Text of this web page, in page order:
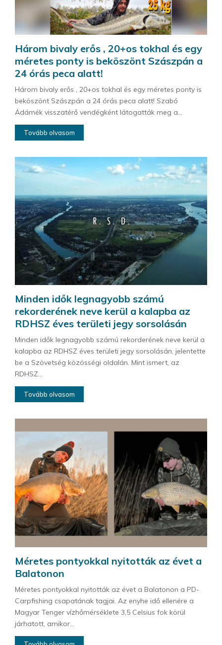
Három bivaly erős , 20+os tokhal és egy
méretes ponty is beköszönt Szászpán a
24 órás peca alatt!
Három bivaly erős , 20+os tokhal és egy méretes ponty is
beköszönt Szászpán a 24 órás peca alatt! Szabó
Ádámék visszatérő vendégként látogatták meg a...
Tovább olvasom
Minden idők legnagyobb számú
rekorderének neve kerül a kalapba az
RDHSZ éves területi jegy sorsolásán
Minden idők legnagyobb számú rekorderének neve kerül a
kalapba az RDHSZ éves területi jegy sorsolásán, jelentette
be a Szövetség közösségi oldalán. Mint ismert, az
RDHSZ...
Tovább olvasom
Méretes pontyokkal nyitották az évet a
Balatonon
Méretes pontyokkal nyitották az évet a Balatonon a PD-
Carpfishing csapatának tagjai. Az enyhe idő ellenére a
Magyar Tenger vízhőmérséklete 3,5 Celsius fok körül
járhatott, amikor...